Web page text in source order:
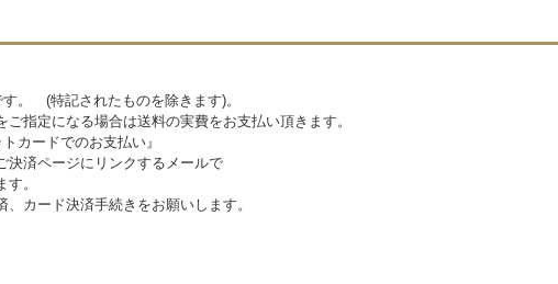
。 (特記されたものを除きます)。
指定になる場合は送料の実費をお支払い頂きます。
カードでのお支払い』
済ページにリンクするメールで
。
カード決済手続きをお願いします。